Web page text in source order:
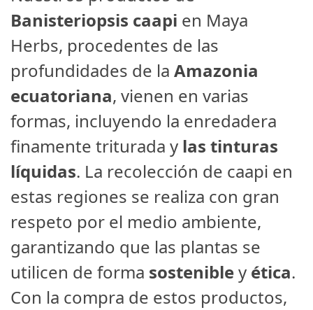
Banisteriopsis caapi en Maya
Herbs, procedentes de las
profundidades de la Amazonia
ecuatoriana, vienen en varias
formas, incluyendo la enredadera
finamente triturada y las tinturas
líquidas. La recolección de caapi en
estas regiones se realiza con gran
respeto por el medio ambiente,
garantizando que las plantas se
utilicen de forma sostenibley ética.
Con la compra de estos productos,